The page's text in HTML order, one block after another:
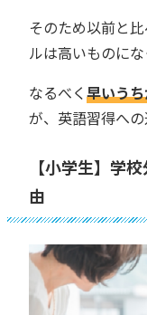
そのため以前と
ルは高いものにな
なるべく早いう
が、英語習得への
【小学生】学
由